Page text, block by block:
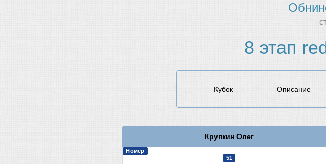
8 этап
Кубок Описание
Крупкин Олег
Номер
51